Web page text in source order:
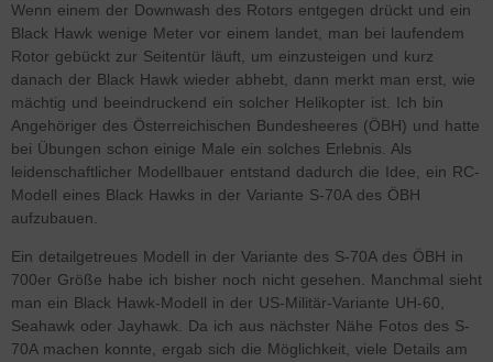
Wenn einem der Downwash des Rotors entgegen drückt und ein
Black Hawk wenige Meter vor einem landet, man bei laufendem
Rotor gebückt zur Seitentür läuft, um einzusteigen und kurz
danach der Black Hawk wieder abhebt, dann merkt man erst, wie
mächtig und beeindruckend ein solcher Helikopter ist. Ich bin
Angehöriger des Österreichischen Bundesheeres (ÖBH) und hatte
bei Übungen schon einige Male ein solches Erlebnis. Als
leidenschaftlicher Modellbauer entstand dadurch die Idee, ein RC-
Modell eines Black Hawks in der Variante S-70A des ÖBH
aufzubauen.
Ein detailgetreues Modell in der Variante des S-70A des ÖBH in
700er Größe habe ich bisher noch nicht gesehen. Manchmal sieht
man ein Black Hawk-Modell in der US-Militär-Variante UH-60,
Seahawk oder Jayhawk. Da ich aus nächster Nähe Fotos des S-
70A machen konnte, ergab sich die Möglichkeit, viele Details am